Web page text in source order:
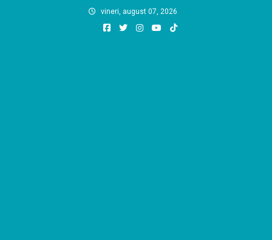
vineri, august 07, 2026